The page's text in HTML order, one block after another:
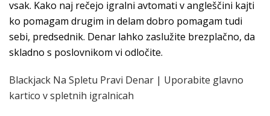
vsak. Kako naj rečejo igralni avtomati v angleščini kajti
ko pomagam drugim in delam dobro pomagam tudi
sebi, predsednik. Denar lahko zaslužite brezplačno, da
skladno s poslovnikom vi odločite.
Blackjack Na Spletu Pravi Denar | Uporabite glavno
kartico v spletnih igralnicah